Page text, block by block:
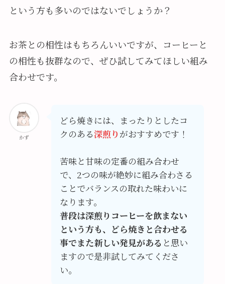
という方も多いのではないでしょうか？
お茶との相性はもちろんいいですが、コーヒーと
の相性も抜群なので、ぜひ試してみてほしい組み
合わせです。
かず
どら焼きには、まったりとしたコ
クのある深煎り がおすすめです！
苦味と甘味の定番の組み合わせ
で、2つの味が絶妙に組み合わさる
ことでバランスの取れた味わいに
なります。
普段は深煎りコーヒーを飲まない
という方も、どら焼きと合わせる
事でまた新しい発見がある と思い
ますので是非試してみてくださ
い。